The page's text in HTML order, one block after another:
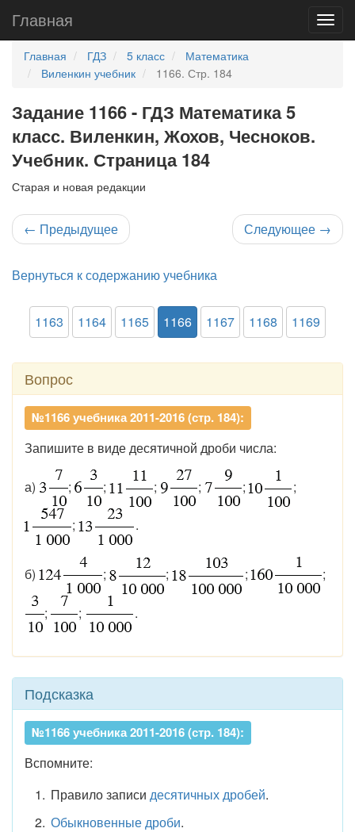
Главная
Главная ГДЗ 5 класс
Математика
Виленкин учебник
1166. Стр. 184
Задание 1166 - ГДЗ Математика 5
класс. Виленкин, Жохов, Чесноков.
Учебник. Страница 184
Старая и новая редакции
← Предыдущее Следующее →
Вернуться к содержанию учебника
1163 1164 1165 1166 1167 1168 1169
Вопрос
№1166 учебника 2011-2016 (стр. 184):
Запишите в виде десятичной дроби числа:
а) ; ; ; ; ; ;
; .
б) ; ; ; ;
; ; .
Подсказка
№1166 учебника 2011-2016 (стр. 184):
Вспомните:
Правило записи десятичных дробей.
Обыкновенные дроби.